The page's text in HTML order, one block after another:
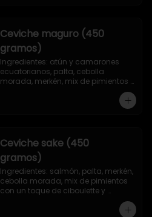
Ceviche maguro (450
gramos)
Ingredientes: atún y camarones
ecuatorianos, palta, cebolla
morada, merkén, mix de pimientos
Ceviche sake (450
gramos)
Ingredientes: salmón, palta, merkén,
cebolla morada, mix de pimientos
con un toque de ciboulette y